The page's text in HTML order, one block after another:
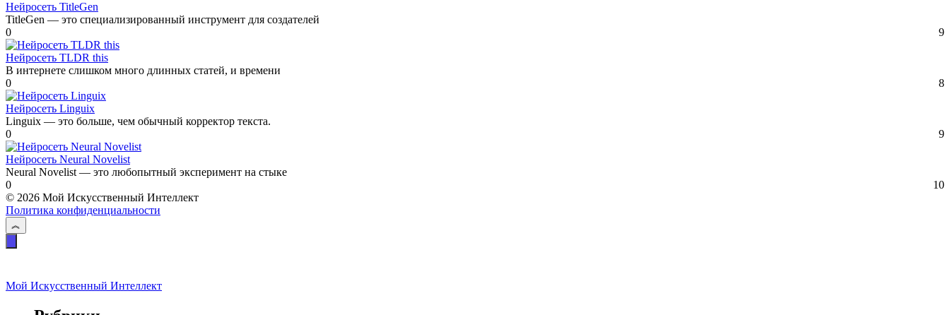
Нейросеть TitleGen
TitleGen — это специализированный инструмент для создателей
0
9
Нейросеть TLDR this
В интернете слишком много длинных статей, и времени
0
8
Нейросеть Linguix
Linguix — это больше, чем обычный корректор текста.
0
9
Нейросеть Neural Novelist
Neural Novelist — это любопытный эксперимент на стыке
0
10
© 2026 Мой Искусственный Интеллект
Политика конфиденциальности
Мой Искусственный Интеллект